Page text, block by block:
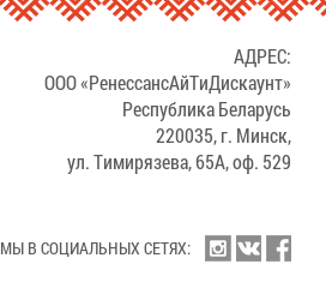
АДРЕС:
ООО «РенессансАйТиДискаунт»
Республика Беларусь
220035, г. Минск,
ул. Тимирязева, 65А, оф. 529
МЫ В СОЦИАЛЬНЫХ СЕТЯХ: